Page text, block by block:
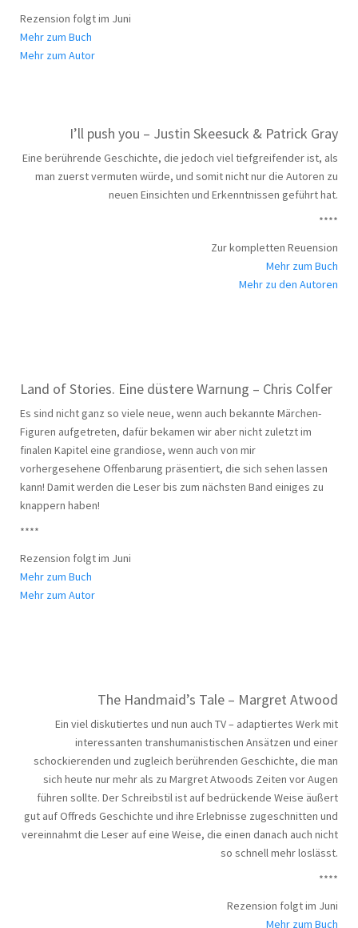
Rezension folgt im Juni
Mehr zum Buch
Mehr zum Autor
I’ll push you – Justin Skeesuck & Patrick Gray
Eine berührende Geschichte, die jedoch viel tiefgreifender ist, als
man zuerst vermuten würde, und somit nicht nur die Autoren zu
neuen Einsichten und Erkenntnissen geführt hat.
****
Zur kompletten Reuension
Mehr zum Buch
Mehr zu den Autoren
Land of Stories. Eine düstere Warnung – Chris Colfer
Es sind nicht ganz so viele neue, wenn auch bekannte Märchen-
Figuren aufgetreten, dafür bekamen wir aber nicht zuletzt im
finalen Kapitel eine grandiose, wenn auch von mir
vorhergesehene Offenbarung präsentiert, die sich sehen lassen
kann! Damit werden die Leser bis zum nächsten Band einiges zu
knappern haben!
****
Rezension folgt im Juni
Mehr zum Buch
Mehr zum Autor
The Handmaid’s Tale – Margret Atwood
Ein viel diskutiertes und nun auch TV – adaptiertes Werk mit
interessanten transhumanistischen Ansätzen und einer
schockierenden und zugleich berührenden Geschichte, die man
sich heute nur mehr als zu Margret Atwoods Zeiten vor Augen
führen sollte. Der Schreibstil ist auf bedrückende Weise äußert
gut auf Offreds Geschichte und ihre Erlebnisse zugeschnitten und
vereinnahmt die Leser auf eine Weise, die einen danach auch nicht
so schnell mehr loslässt.
****
Rezension folgt im Juni
Mehr zum Buch